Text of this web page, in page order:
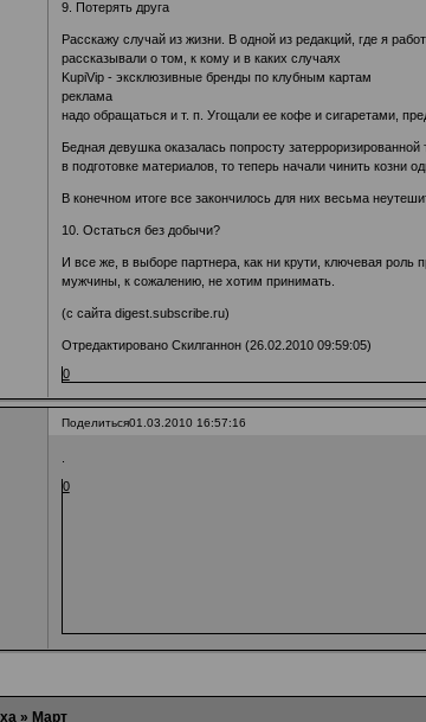
9. Потерять друга
Расскажу случай из жизни. В одной из редакций, где я
рассказывали о том, к кому и в каких случаях
KupiVip - эксклюзивные бренды по клубным картам
реклама
надо обращаться и т. п. Угощали ее кофе и сигаретами,
Бедная девушка оказалась попросту
в подготовке материалов, то теперь начали чинить козни
В конечном итоге все закончилось для них весьма
10. Остаться без добычи?
И все же, в выборе партнера, как ни крути, ключевая
мужчины, к сожалению, не хотим принимать.
(с сайта digest.subscribe.ru)
Отредактировано Скилганнон (26.02.2010 09:59:05)
0
Поделиться01.03.2010 16:57:16
0
» Март